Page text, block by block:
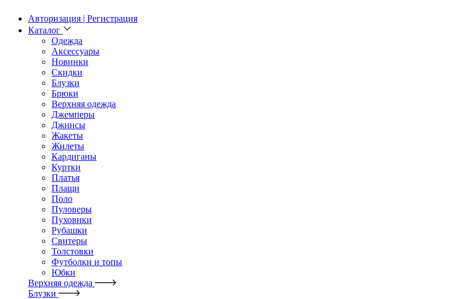
Авторизация | Регистрация
Каталог
Одежда
Аксессуары
Новинки
Скидки
Блузки
Брюки
Верхняя одежда
Джемперы
Джинсы
Жакеты
Жилеты
Кардиганы
Куртки
Платья
Плащи
Поло
Пуловеры
Пуховики
Рубашки
Свитеры
Толстовки
Футболки и топы
Юбки
Верхняя одежда
Блузки